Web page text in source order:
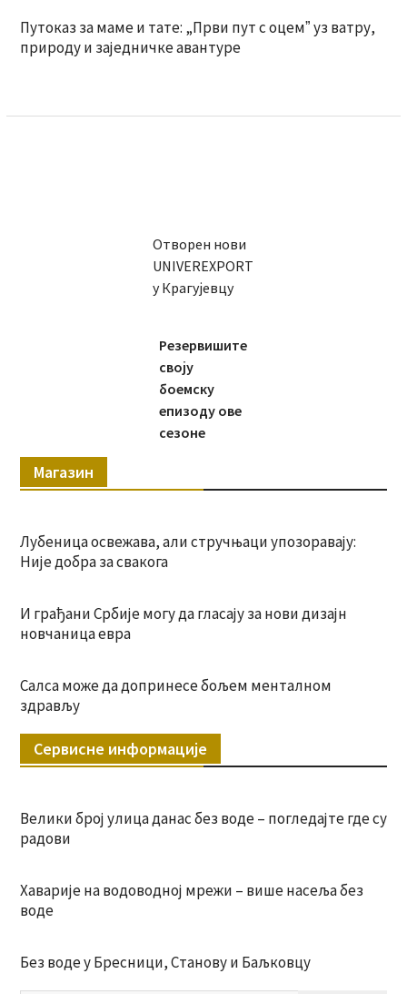
Путоказ за маме и тате: „Први пут с оцемˮ уз ватру,
природу и заједничке авантуре
Отворен нови
UNIVEREXPORT
у Крагујевцу
Резервишите
своју
боемску
епизоду ове
сезоне
Магазин
Лубеница освежава, али стручњаци упозоравају:
Није добра за свакога
И грађани Србије могу да гласају за нови дизајн
новчаница евра
Салса може да допринесе бољем менталном
здрављу
Сервисне информације
Велики број улица данас без воде – погледајте где су
радови
Хаварије на водоводној мрежи – више насеља без
воде
Без воде у Бресници, Станову и Баљковцу